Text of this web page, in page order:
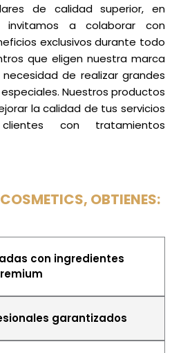
de calidad superior, en
a colaborar con
exclusivos durante todo
que eligen nuestra marca
de realizar grandes
Nuestros productos
la calidad de tus servicios
con tratamientos
OBTIENES:
con ingredientes
garantizados